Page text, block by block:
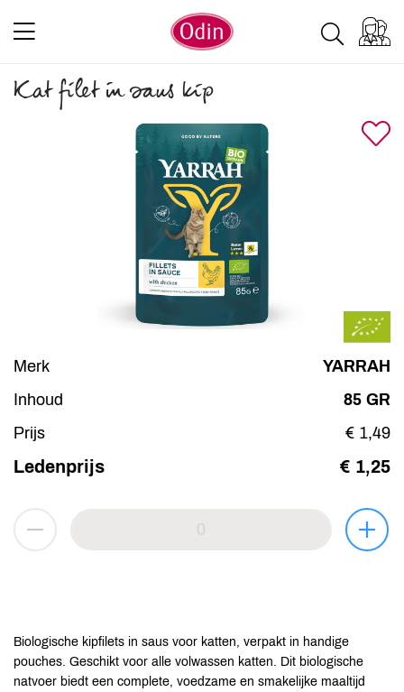
Kat filet in saus kip
Merk
YARRAH
Inhoud
85 GR
Prijs
€ 1,49
Ledenprijs € 1,25
Biologische kipfilets in saus voor katten, verpakt in handige
pouches. Geschikt voor alle volwassen katten. Dit biologische
natvoer biedt een complete, voedzame en smakelijke maaltijd